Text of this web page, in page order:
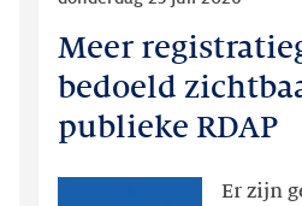
Meer
bedoeld
publieke RDAP
Er zijn
Meer
registratiegegevens
dan
bedoeld